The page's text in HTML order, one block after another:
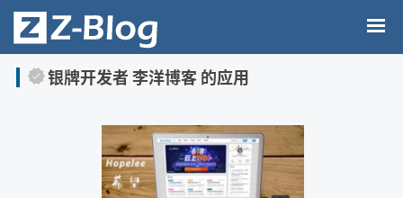
银牌开发者 李洋博客 的应用